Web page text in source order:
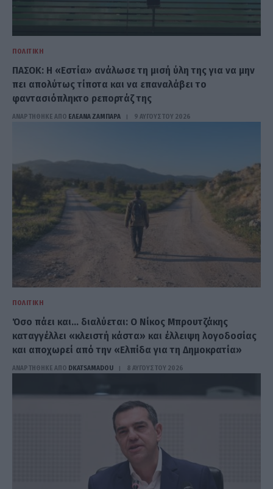
ΠΟΛΙΤΙΚΉ
ΠΑΣΟΚ: Η «Εστία» ανάλωσε τη μισή ύλη της για να μην
πει απολύτως τίποτα και να επαναλάβει το
φαντασιόπληκτο ρεπορτάζ της
ΑΝΑΡΤΗΘΗΚΕ ΑΠΟ ΕΛΕΑΝΑ ΖΑΜΠΑΡΑ 9 ΑΥΓΟΎΣΤΟΥ 2026
ΠΟΛΙΤΙΚΉ
Όσο πάει και… διαλύεται: Ο Νίκος Μπρουτζάκης
καταγγέλλει «κλειστή κάστα» και έλλειψη λογοδοσίας
και αποχωρεί από την «Ελπίδα για τη Δημοκρατία»
ΑΝΑΡΤΗΘΗΚΕ ΑΠΟ DKATSAMADOU 8 ΑΥΓΟΎΣΤΟΥ 2026